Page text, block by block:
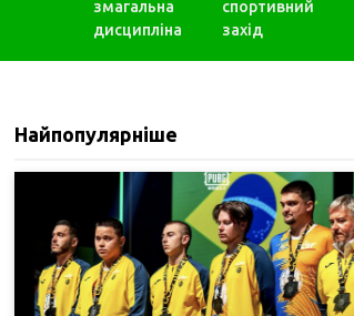
змагальна
дисципліна
спортивний
захід
Найпопулярніше